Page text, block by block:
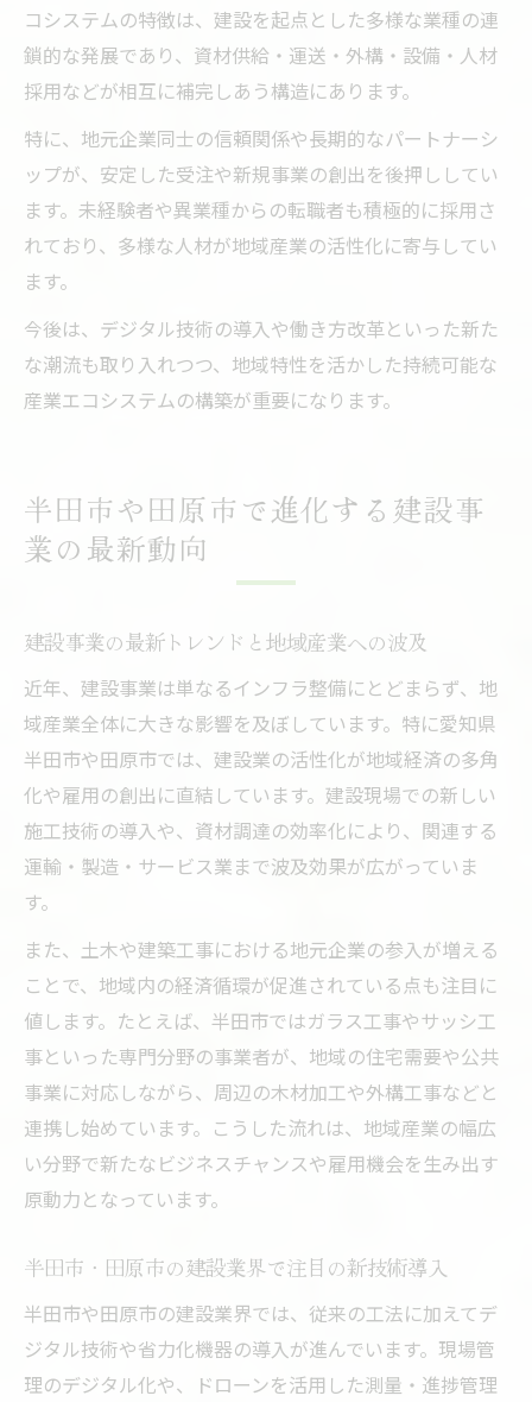
コシステムの特徴は、建設を起点とした多様な業種の連
鎖的な発展であり、資材供給・運送・外構・設備・人材
採用などが相互に補完しあう構造にあります。
特に、地元企業同士の信頼関係や長期的なパートナーシ
ップが、安定した受注や新規事業の創出を後押ししてい
ます。未経験者や異業種からの転職者も積極的に採用さ
れており、多様な人材が地域産業の活性化に寄与してい
ます。
今後は、デジタル技術の導入や働き方改革といった新た
な潮流も取り入れつつ、地域特性を活かした持続可能な
産業エコシステムの構築が重要になります。
半田市や田原市で進化する建設事
業の最新動向
建設事業の最新トレンドと地域産業への波及
近年、建設事業は単なるインフラ整備にとどまらず、地
域産業全体に大きな影響を及ぼしています。特に愛知県
半田市や田原市では、建設業の活性化が地域経済の多角
化や雇用の創出に直結しています。建設現場での新しい
施工技術の導入や、資材調達の効率化により、関連する
運輸・製造・サービス業まで波及効果が広がっていま
す。
また、土木や建築工事における地元企業の参入が増える
ことで、地域内の経済循環が促進されている点も注目に
値します。たとえば、半田市ではガラス工事やサッシ工
事といった専門分野の事業者が、地域の住宅需要や公共
事業に対応しながら、周辺の木材加工や外構工事などと
連携し始めています。こうした流れは、地域産業の幅広
い分野で新たなビジネスチャンスや雇用機会を生み出す
原動力となっています。
半田市・田原市の建設業界で注目の新技術導入
半田市や田原市の建設業界では、従来の工法に加えてデ
ジタル技術や省力化機器の導入が進んでいます。現場管
理のデジタル化や、ドローンを活用した測量・進捗管理